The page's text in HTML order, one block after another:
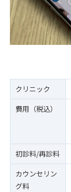
クリニック
費用（税込）
初診料/再診料
カウンセリン
グ料